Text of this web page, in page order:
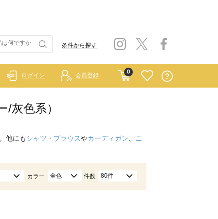
条件から探す
0
ログイン 会員登録
灰色系）
他にもシャツ・ブラウスやカーディガン
ニ
カラー 全色 件数 80件